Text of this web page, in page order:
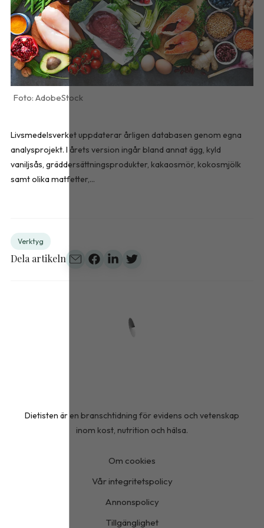
AdobeStock
Livsmedelsverket uppdaterar årligen databasen genom egna
analysprojekt. I årets version ingår bland annat ägg, kyld
vaniljsås, gräddersättningsprodukter, kakaosmör, kokosmjölk
samt olika matfetter,...
Verktyg
Dela artikeln
Dietisten är en branschtidning för evidens och vetenskap
inom kost, nutrition och hälsa.
Om cookies
Vår integritetspolicy
Annonspolicy
Tillgänglighet